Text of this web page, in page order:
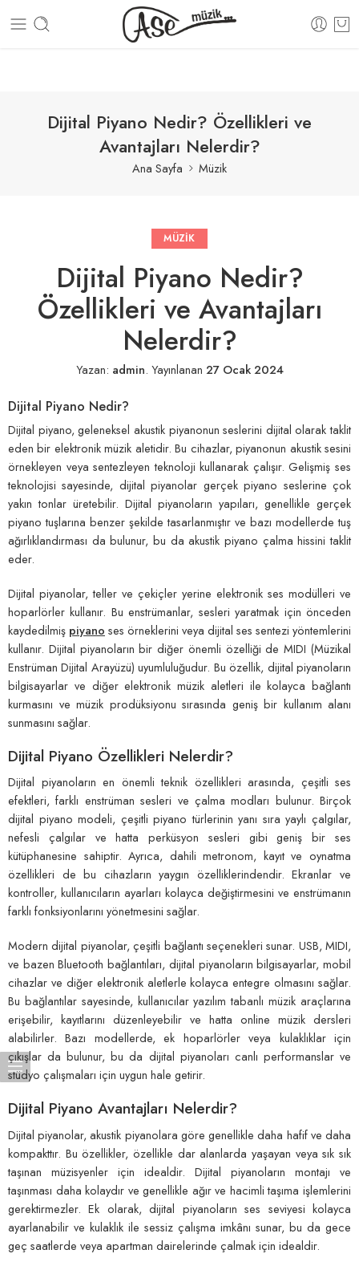
100% GÜVENLİ ALIŞVERİŞ 15 GÜN İÇERİSİNDE İADE
Dijital Piyano Nedir? Özellikleri ve
Avantajları Nelerdir?
Ana Sayfa Müzik
MÜZIK
Dijital Piyano Nedir?
Özellikleri ve Avantajları
Nelerdir?
Yazan: admin. Yayınlanan 27 Ocak 2024
Dijital Piyano Nedir?
Dijital piyano, geleneksel akustik piyanonun seslerini dijital olarak taklit
eden bir elektronik müzik aletidir. Bu cihazlar, piyanonun akustik sesini
örnekleyen veya sentezleyen teknoloji kullanarak çalışır. Gelişmiş ses
teknolojisi sayesinde, dijital piyanolar gerçek piyano seslerine çok
yakın tonlar üretebilir. Dijital piyanoların yapıları, genellikle gerçek
piyano tuşlarına benzer şekilde tasarlanmıştır ve bazı modellerde tuş
ağırlıklandırması da bulunur, bu da akustik piyano çalma hissini taklit
eder.
Dijital piyanolar, teller ve çekiçler yerine elektronik ses modülleri ve
hoparlörler kullanır. Bu enstrümanlar, sesleri yaratmak için önceden
kaydedilmiş piyano ses örneklerini veya dijital ses sentezi yöntemlerini
kullanır. Dijital piyanoların bir diğer önemli özelliği de MIDI (Müzikal
Enstrüman Dijital Arayüzü) uyumluluğudur. Bu özellik, dijital piyanoların
bilgisayarlar ve diğer elektronik müzik aletleri ile kolayca bağlantı
kurmasını ve müzik prodüksiyonu sırasında geniş bir kullanım alanı
sunmasını sağlar.
Dijital Piyano Özellikleri Nelerdir?
Dijital piyanoların en önemli teknik özellikleri arasında, çeşitli ses
efektleri, farklı enstrüman sesleri ve çalma modları bulunur. Birçok
dijital piyano modeli, çeşitli piyano türlerinin yanı sıra yaylı çalgılar,
nefesli çalgılar ve hatta perküsyon sesleri gibi geniş bir ses
kütüphanesine sahiptir. Ayrıca, dahili metronom, kayıt ve oynatma
özellikleri de bu cihazların yaygın özelliklerindendir. Ekranlar ve
kontroller, kullanıcıların ayarları kolayca değiştirmesini ve enstrümanın
farklı fonksiyonlarını yönetmesini sağlar.
Modern dijital piyanolar, çeşitli bağlantı seçenekleri sunar. USB, MIDI,
ve bazen Bluetooth bağlantıları, dijital piyanoların bilgisayarlar, mobil
cihazlar ve diğer elektronik aletlerle kolayca entegre olmasını sağlar.
Bu bağlantılar sayesinde, kullanıcılar yazılım tabanlı müzik araçlarına
erişebilir, kayıtlarını düzenleyebilir ve hatta online müzik dersleri
alabilirler. Bazı modellerde, ek hoparlörler veya kulaklıklar için
çıkışlar da bulunur, bu da dijital piyanoları canlı performanslar ve
stüdyo çalışmaları için uygun hale getirir.
Dijital Piyano Avantajları Nelerdir?
Dijital piyanolar, akustik piyanolara göre genellikle daha hafif ve daha
kompakttır. Bu özellikler, özellikle dar alanlarda yaşayan veya sık sık
taşınan müzisyenler için idealdir. Dijital piyanoların montajı ve
taşınması daha kolaydır ve genellikle ağır ve hacimli taşıma işlemlerini
gerektirmezler. Ek olarak, dijital piyanoların ses seviyesi kolayca
ayarlanabilir ve kulaklık ile sessiz çalışma imkânı sunar, bu da gece
geç saatlerde veya apartman dairelerinde çalmak için idealdir.